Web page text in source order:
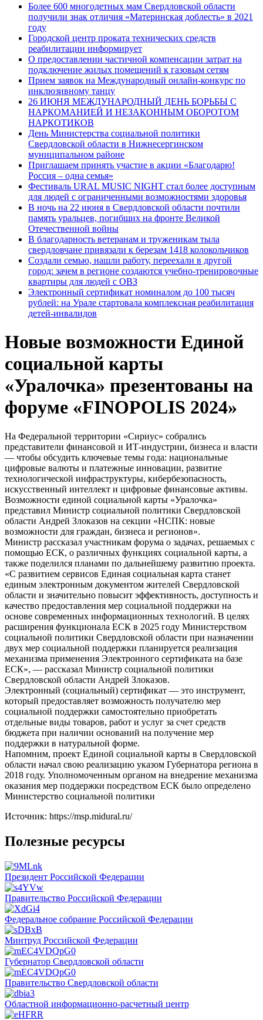
Более 600 многодетных мам Свердловской области
получили знак отличия «Материнская доблесть» в 2021
году
Городской центр проката технических средств
реабилитации информирует
О предоставлении частичной компенсации затрат на
подключение жилых помещений к газовым сетям
Прием заявок на Международный онлайн-конкурс по
инклюзивному танцу
26 ИЮНЯ МЕЖДУНАРОДНЫЙ ДЕНЬ БОРЬБЫ С
НАРКОМАНИЕЙ И НЕЗАКОННЫМ ОБОРОТОМ
НАРКОТИКОВ
День Министерства социальной политики
Свердловской области в Нижнесергинском
муниципальном районе
Приглашаем принять участие в акции «Благодарю!
Россия – одна семья»
Фестиваль URAL MUSIC NIGHT стал более доступным
для людей с ограниченными возможностями здоровья
В ночь на 22 июня в Свердловской области почтили
память уральцев, погибших на фронте Великой
Отечественной войны
В благодарность ветеранам и труженикам тыла
свердловчане привязали к березам 1418 колокольчиков
Создали семью, нашли работу, переехали в другой
город: зачем в регионе создаются учебно-тренировочные
квартиры для людей с ОВЗ
Электронный сертификат номиналом до 100 тысяч
рублей: на Урале стартовала комплексная реабилитация
детей-инвалидов
Новые возможности Единой
социальной карты
«Уралочка» презентованы на
форуме «FINOPOLIS 2024»
На Федеральной территории «Сириус» собрались
представители финансовой и ИТ-индустрии, бизнеса и власти
— чтобы обсудить ключевые темы года: национальные
цифровые валюты и платежные инновации, развитие
технологической инфраструктуры, кибербезопасность,
искусственный интеллект и цифровые финансовые активы.
Возможности единой социальной карты «Уралочка»
представил Министр социальной политики Свердловской
области Андрей Злоказов на секции «НСПК: новые
возможности для граждан, бизнеса и регионов».
Министр рассказал участникам форума о задачах, решаемых с
помощью ЕСК, о различных функциях социальной карты, а
также поделился планами по дальнейшему развитию проекта.
«С развитием сервисов Единая социальная карта станет
единым электронным документом жителей Свердловской
области и значительно повысит эффективность, доступность и
качество предоставления мер социальной поддержки на
основе современных информационных технологий. В целях
расширения функционала ЕСК в 2025 году Министерством
социальной политики Свердловской области при назначении
двух мер социальной поддержки планируется реализация
механизма применения Электронного сертификата на базе
ЕСК», — рассказал Министр социальной политики
Свердловской области Андрей Злоказов.
Электронный (социальный) сертификат — это инструмент,
который предоставляет возможность получателю мер
социальной поддержки самостоятельно приобретать
отдельные виды товаров, работ и услуг за счет средств
бюджета при наличии оснований на получение мер
поддержки в натуральной форме.
Напомним, проект Единой социальной карты в Свердловской
области начал свою реализацию указом Губернатора региона в
2018 году. Уполномоченным органом на внедрение механизма
оказания мер поддержки посредством ЕСК было определено
Министерство социальной политики
Источник: https://msp.midural.ru/
Полезные ресурсы
Президент Российской Федерации
Правительство Российской Федерации
Федеральное собрание Российской Федерации
Минтруд Российской Федерации
Губернатор Свердловской области
Правительство Свердловской области
Областной информационно-расчетный центр